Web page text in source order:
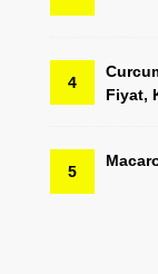
4
Fiyat,
5